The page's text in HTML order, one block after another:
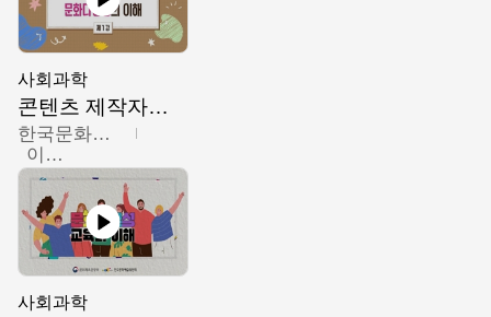
사회과학
콘텐츠 제작자를 위한 문화다양성의 이해
한국문화예술교육진흥원
이성민
사회과학